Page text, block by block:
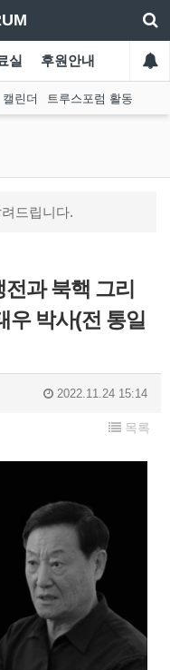
실 후원안내
캘린더 트루스포럼 활동
드립니다.
과 북핵 그리
우 박사(전 통일
2022.11.24 15:14
목록